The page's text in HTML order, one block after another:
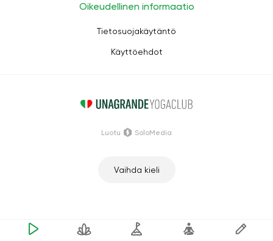
Oikeudellinen informaatio
Tietosuojakäytäntö
Käyttöehdot
Vaihda kieli
Luotu SoloMedia